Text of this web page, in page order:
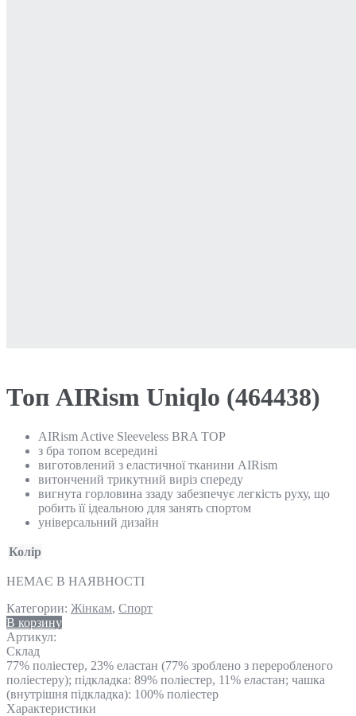
Топ AIRism Uniqlo (464438)
AIRism Active Sleeveless BRA TOP
з бра топом всередині
виготовлений з еластичної тканини AIRism
витончений трикутний виріз спереду
вигнута горловина ззаду забезпечує легкість руху, що
робить її ідеальною для занять спортом
універсальний дизайн
Колір
НЕМАЄ В НАЯВНОСТІ
Категории: Жінкам, Спорт
В корзину
Артикул:
Склад
77% поліестер, 23% еластан (77% зроблено з переробленого
поліестеру); підкладка: 89% поліестер, 11% еластан; чашка
(внутрішня підкладка): 100% поліестер
Характеристики